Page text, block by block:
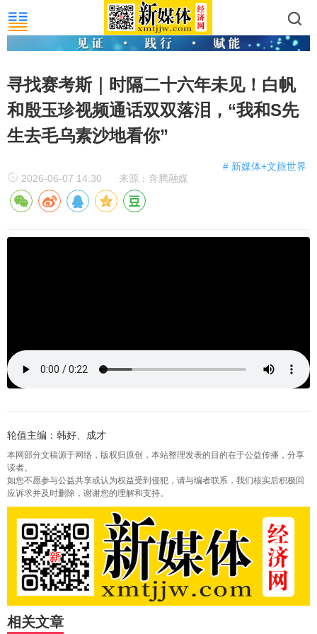
寻找赛考斯｜时隔二十六年未见！白帆
和殷玉珍视频通话双双落泪，“我和S先
生去毛乌素沙地看你”
# 新媒体+文旅世界
2026-06-07 14:30
来源：奔腾融媒
轮值主编：韩好、成才
本网部分文稿源于网络，版权归原创，本站整理发表的目的在于公益传播，分享
读者。
如您不愿参与公益共享或认为权益受到侵犯，请与编者联系，我们核实后积极回
应诉求并及时删除，谢谢您的理解和支持。
相关文章